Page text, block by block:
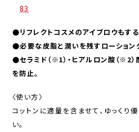
83
●リフレクトコスメのアイブロウもする
●必要な皮脂と潤いを残すローション
●セラミド（※1）・ヒアルロン酸（※2
を防止。
〈使い方〉
コットンに適量を含ませて、ゆっくり
い。